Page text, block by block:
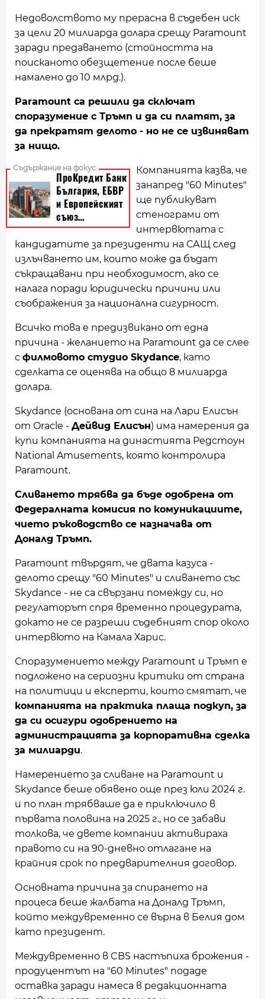
Недоволството му прерасна в съдебен иск
за цели 20 милиарда долара срещу Paramount
заради предаването (стойността на
поисканото обезщетение после беше
намалено до 10 млрд.).
Paramount са решили да сключат
споразумение с Тръмп и да си платят, за
да прекратят делото - но не се извиняват
за нищо.
Компанията казва, че
занапред "60 Minutes"
ще публикуват
стенограми от
интервютата с
кандидатите за президенти на САЩ след
излъчването им, които може да бъдат
съкращавани при необходимост, ако се
налага поради юридически причини или
съображения за национална сигурност.
Всичко това е предизвикано от една
причина - желанието на Paramount да се слее
с филмовото студио Skydance, като
сделката се оценява на общо 8 милиарда
долара.
Skydance (основана от сина на Лари Елисън
от Oracle - Дейвид Елисън) има намерения да
купи компанията на династията Редстоун
National Amusements, която контролира
Paramount.
Сливането трябва да бъде одобрена от
Федералната комисия по комуникациите,
чието ръководство се назначава от
Доналд Тръмп.
Paramount твърдят, че двата казуса -
делото срещу "60 Minutes" и сливането със
Skydance - не са свързани помежду си, но
регулаторът спря временно процедурата,
докато не се разреши съдебният спор около
интервюто на Камала Харис.
Споразумението между Paramount и Тръмп e
подложено на сериозни критики от страна
на политици и експерти, които смятат, че
компанията на практика плаща подкуп, за
да си осигури одобрението на
администрацията за корпоративна сделка
за милиарди.
Намерението за сливане на Paramount и
Skydance беше обявено още през юли 2024 г.
и по план трябваше да е приключило в
първата половина на 2025 г., но се забави
толкова, че двете компании активираха
правото си на 90-дневно отлагане на
крайния срок по предварителния договор.
Основната причина за спирането на
процеса беше жалбата на Доналд Тръмп,
който междувременно се върна в Белия дом
като президент.
Междувременно в CBS настъпиха брожения -
продуцентът на "60 Minutes" подаде
оставка заради намеса в редакционната